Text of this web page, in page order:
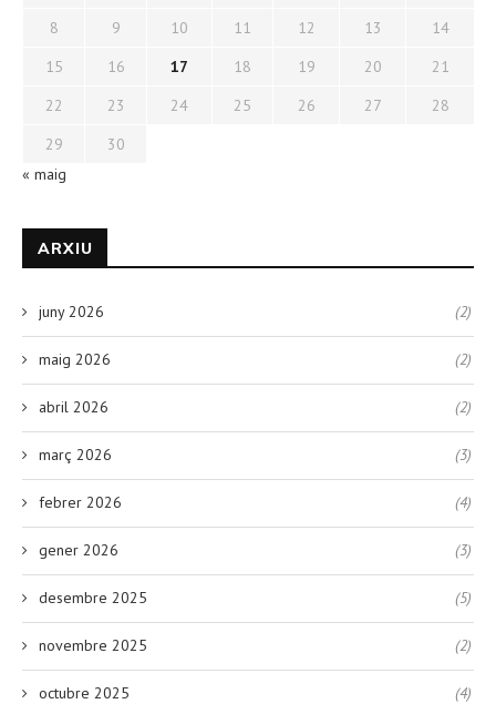
8
9 10 11 12 13
14
15
16 17 18 19 20
21
22
23 24 25 26 27
28
29
30
« maig
ARXIU
juny 2026 (2)
maig 2026 (2)
abril 2026 (2)
març 2026 (3)
febrer 2026 (4)
gener 2026 (3)
desembre 2025 (5)
novembre 2025 (2)
octubre 2025 (4)